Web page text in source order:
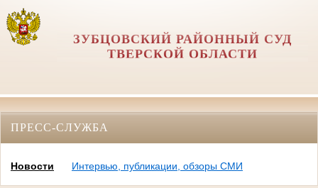
ЗУБЦОВСКИЙ РАЙОННЫЙ СУД
ТВЕРСКОЙ ОБЛАСТИ
ПРЕСС-СЛУЖБА
Новости Интервью, публикации, обзоры СМИ